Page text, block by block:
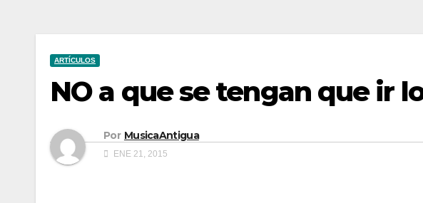
ARTÍCULOS
NO a que se tengan que ir
Por MusicaAntigua
ENE 21, 2015